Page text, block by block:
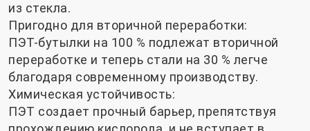
из стекла.
Пригодно для вторичной переработки:
ПЭТ-бутылки на 100 % подлежат вторичной
переработке и теперь стали на 30 % легче
благодаря современному производству.
Химическая устойчивость:
ПЭТ создает прочный барьер, препятствуя